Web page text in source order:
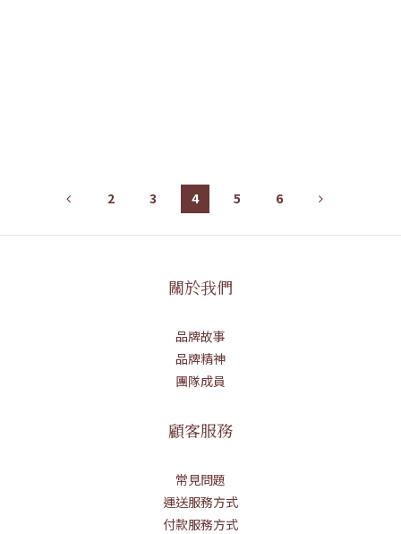
2 3 4 5 6
關於我們
品牌故事
品牌精神
團隊成員
顧客服務
常見問題
運送服務方式
付款服務方式